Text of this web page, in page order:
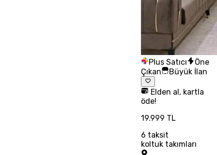
Plus Satıcı
Öne
Çıkan
Büyük İlan
Elden al, kartla
öde!
19.999 TL
6 taksit
koltuk takımları